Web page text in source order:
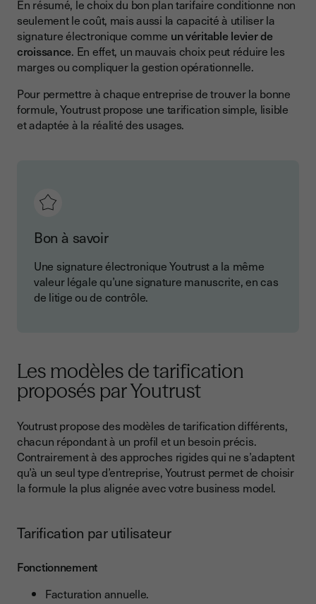
En résumé, le choix du bon plan tarifaire conditionne non
seulement le coût, mais aussi la capacité à utiliser la
signature électronique comme un véritable levier de
croissance. En effet, un mauvais choix peut réduire les
marges ou compliquer la gestion opérationnelle.
Pour permettre à chaque entreprise de trouver la bonne
formule, Youtrust propose une tarification simple, lisible
et adaptée à la réalité des usages.
Bon à savoir
Une signature électronique Youtrust a la même
valeur légale qu’une signature manuscrite, en cas
de litige ou de contrôle.
Les modèles de tarification
proposés par Youtrust
Youtrust propose des modèles de tarification différents,
chacun répondant à un profil et un besoin précis.
Contrairement à des approches rigides qui ne s’adaptent
qu’à un seul type d’entreprise, Youtrust permet de choisir
la formule la plus alignée avec votre business model.
Tarification par utilisateur
Fonctionnement
Facturation annuelle.